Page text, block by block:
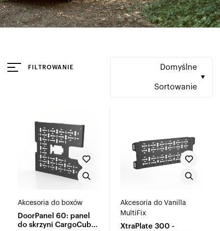
FILTROWANIE Domyślne
Sortowanie
Akcesoria do boxów
DoorPanel 60: panel
do skrzyni CargoCube
Akcesoria do Vanilla
MultiFix
XtraPlate 300 -